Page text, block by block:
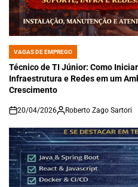
POSTED
IN
VAGAS DE EMPREGO
Técnico de TI Júnior: Como
Infraestrutura e Redes em um
Crescimento
on
20/04/2026 Roberto Zago Sartori